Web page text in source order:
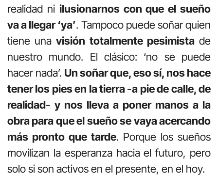
realidad ni ilusionarnos con que el sueño
va a llegar ‘ya’. Tampoco puede soñar quien
tiene unavisión totalmente pesimistade
nuestro mundo. El clásico: ‘no se puede
hacer nada’. Un soñar que, eso sí, nos hace
tener los pies en la tierra -a pie de calle, de
realidad- y nos lleva a poner manos a la
obra para que el sueño se vaya acercando
más pronto que tarde. Porque los sueños
movilizan la esperanza hacia el futuro, pero
solo si son activos en el presente, en el hoy.